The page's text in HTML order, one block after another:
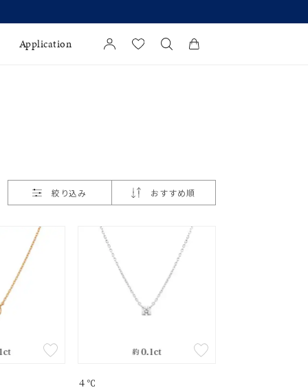
ルリングの選び方
Application
絞り込み おすすめ順
４℃